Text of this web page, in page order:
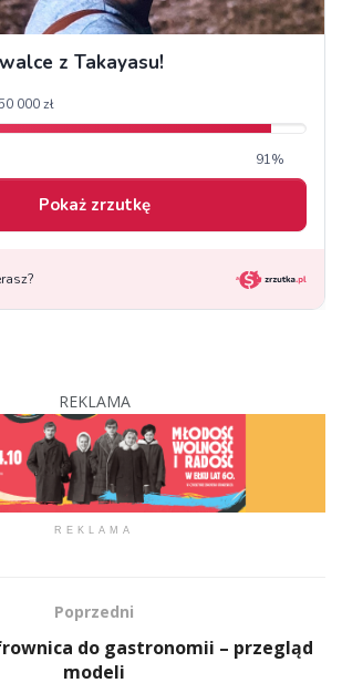
REKLAMA
REKLAMA
Poprzedni
do gastronomii – przegląd
modeli